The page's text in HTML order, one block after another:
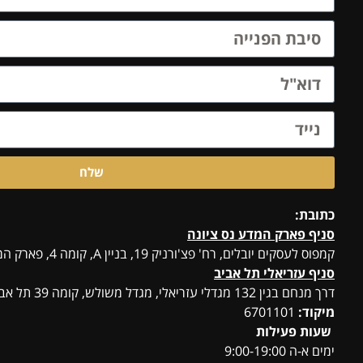
שלח
כתובת:
סניף פארק המדע נס ציונה
קמפוס לעסקים יובלים, רח' פצ'ורניק 19, בניין A, קומה 4, פארק המדע, נס ציונה
סניף עזריאלי תל אביב
דרך מנחם בגין 132 מגדלי עזריאלי, מגדל משולש, קומה 39 תל אביב יפו
מיקוד:
שעות פעילות
ימים א-ה 9:00-19:00